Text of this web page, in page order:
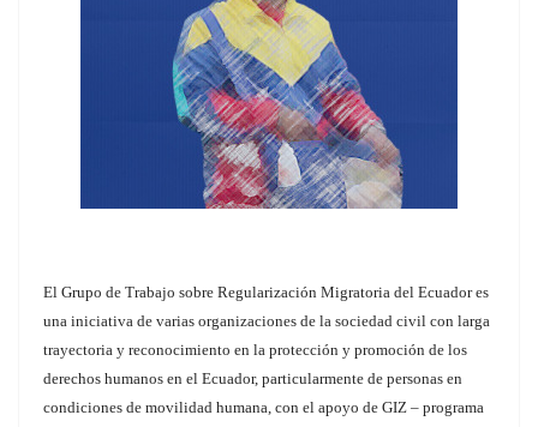
El Grupo de Trabajo sobre Regularización Migratoria del Ecuador es
una iniciativa de varias organizaciones de la sociedad civil con larga
trayectoria y reconocimiento en la protección y promoción de los
derechos humanos en el Ecuador, particularmente de personas en
condiciones de movilidad humana, con el apoyo de GIZ – programa